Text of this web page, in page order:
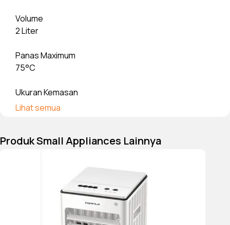
Lihat semua
Volume
2 Liter
Panas Maximum
75°C
Ukuran Kemasan
410 x 305 x 295 mm
2 Tahun
Produk Small Appliances Lainnya